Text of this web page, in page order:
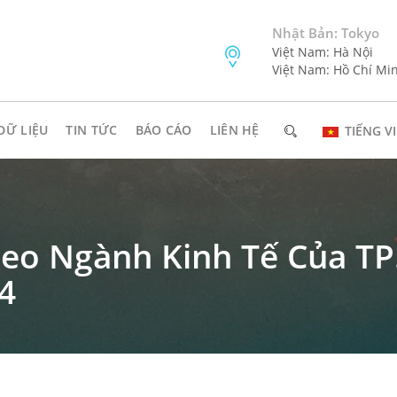
Nhật Bản: Tokyo
Việt Nam: Hà Nội
Việt Nam: Hồ Chí
LIỆU TIN TỨC BÁO CÁO LIÊN HỆ TIẾNG
Ngành Kinh Tế Của